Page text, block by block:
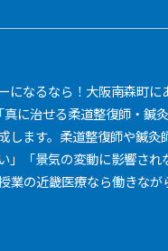
になるなら！大阪南森町に
に治せる柔道整復師・鍼
します。柔道整復師や鍼灸
」「景気の変動に影響され
業の近畿医療なら働きなが